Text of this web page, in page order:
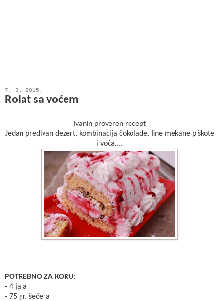
7. 3. 2015.
Rolat sa voćem
Ivanin proveren recept
Jedan predivan dezert, kombinacija čokolade, fine mekane piškote
i voća....
POTREBNO ZA KORU:
- 4 jaja
- 75 gr. šečera